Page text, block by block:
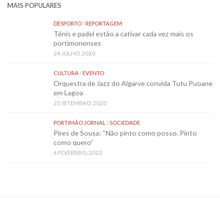
MAIS POPULARES
DESPORTO/REPORTAGEM
Ténis e padel estão a cativar cada vez mais os
portimonenses
24 JULHO, 2020
CULTURA/EVENTO
Orquestra de Jazz do Algarve convida Tutu Puoane
em Lagoa
25 SETEMBRO, 2020
PORTIMÃO JORNAL /SOCIEDADE
Pires de Sousa: “Não pinto como posso. Pinto
como quero”
6 FEVEREIRO, 2023